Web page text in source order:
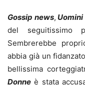
Gossip news,
del seguitissimo
Sembrerebbe
abbia già un
bellissima
Donne è stata